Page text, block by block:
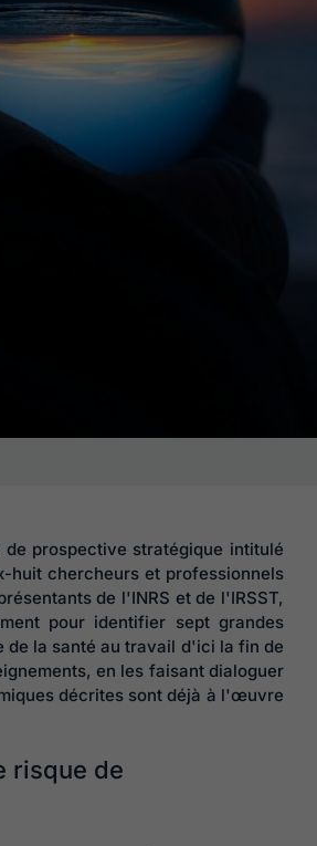
prospective stratégique intitulé
huit chercheurs et professionnels
de l'INRS et de l'IRSST,
pour identifier sept grandes
de la santé au travail d'ici la fin de
en les faisant dialoguer
décrites sont déjà à l'œuvre
risque de